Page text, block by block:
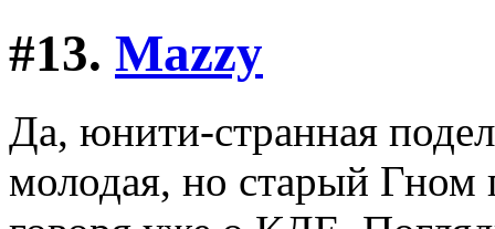
#13. Mazzy
Да, юнити-странная
молодая, но старый Гном